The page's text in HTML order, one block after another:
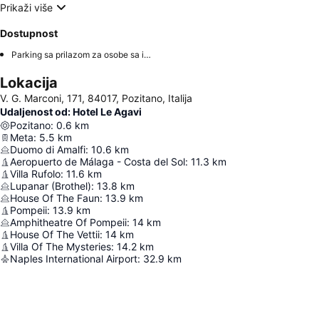
Prikaži više
Dostupnost
Parking sa prilazom za osobe sa invaliditetom
Lokacija
V. G. Marconi, 171, 84017, Pozitano, Italija
Udaljenost od: Hotel Le Agavi
Pozitano: 0.6 km
Meta: 5.5 km
Duomo di Amalfi: 10.6 km
Aeropuerto de Málaga - Costa del Sol: 11.3 km
Villa Rufolo: 11.6 km
Lupanar (Brothel): 13.8 km
House Of The Faun: 13.9 km
Pompeii: 13.9 km
Amphitheatre Of Pompeii: 14 km
House Of The Vettii: 14 km
Villa Of The Mysteries: 14.2 km
Naples International Airport: 32.9 km